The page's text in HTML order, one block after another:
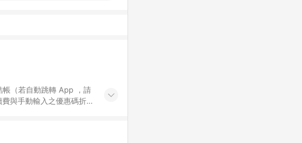
（若自動跳轉 App ，請
與手動輸入之優惠碼折
7. 點數將於出貨後 45 天